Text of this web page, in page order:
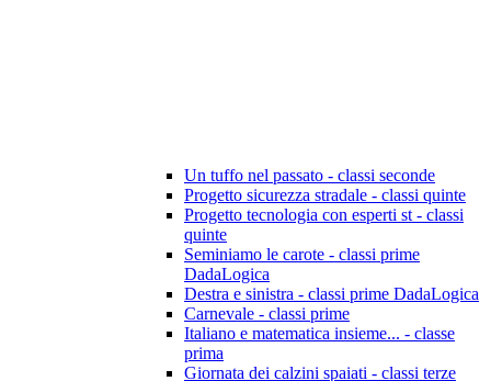
Un tuffo nel passato - classi seconde
Progetto sicurezza stradale - classi quinte
Progetto tecnologia con esperti st - classi
quinte
Seminiamo le carote - classi prime
DadaLogica
Destra e sinistra - classi prime DadaLogica
Carnevale - classi prime
Italiano e matematica insieme... - classe
prima
Giornata dei calzini spaiati - classi terze